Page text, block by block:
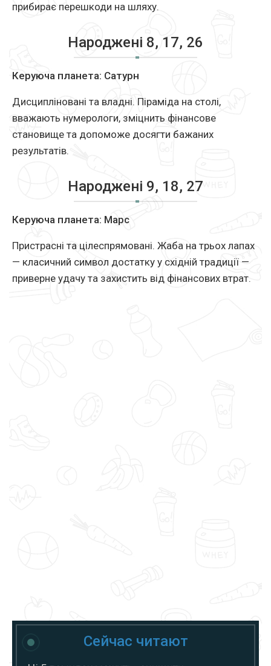
прибирає перешкоди на шляху.
Народжені 8, 17, 26
Керуюча планета: Сатурн
Дисципліновані та владні. Піраміда на столі,
вважають нумерологи, зміцнить фінансове
становище та допоможе досягти бажаних
результатів.
Народжені 9, 18, 27
Керуюча планета: Марс
Пристрасні та цілеспрямовані. Жаба на трьох лапах
— класичний символ достатку у східній традиції —
приверне удачу та захистить від фінансових втрат.
Сейчас читают